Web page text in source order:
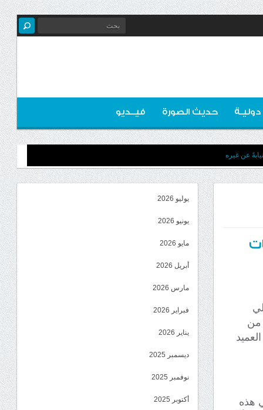
دوليـة حديث الصورة فيــديو
عن غيره
من
هذه
يوليو 2026
يونيو 2026
مايو 2026
أبريل 2026
مارس 2026
فبراير 2026
يناير 2026
ديسمبر 2025
نوفمبر 2025
أكتوبر 2025